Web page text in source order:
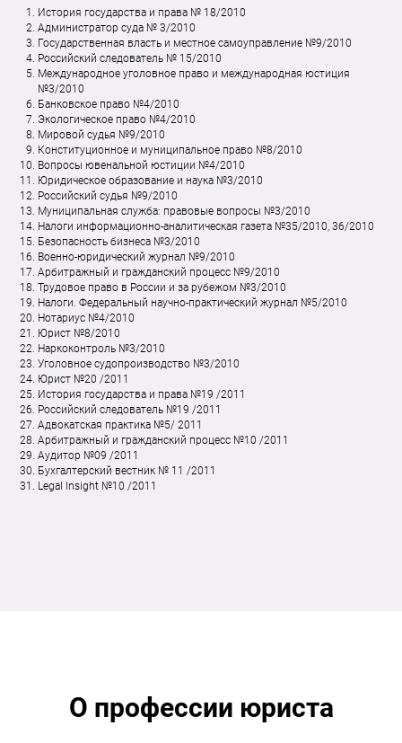
История государства и права № 18/2010
Администратор суда № 3/2010
Государственная власть и местное самоуправление №9/2010
Российский следователь № 15/2010
Международное уголовное право и международная юстиция
№3/2010
Банковское право №4/2010
Экологическое право №4/2010
Мировой судья №9/2010
Конституционное и муниципальное право №8/2010
Вопросы ювенальной юстиции №4/2010
Юридическое образование и наука №3/2010
Российский судья №9/2010
Муниципальная служба: правовые вопросы №3/2010
Налоги информационно-аналитическая газета №35/2010, 36/2010
Безопасность бизнеса №3/2010
Военно-юридический журнал №9/2010
Арбитражный и гражданский процесс №9/2010
Трудовое право в России и за рубежом №3/2010
Налоги. Федеральный научно-практический журнал №5/2010
Нотариус №4/2010
Юрист №8/2010
Наркоконтроль №3/2010
Уголовное судопроизводство №3/2010
Юрист №20 /2011
История государства и права №19 /2011
Российский следователь №19 /2011
Адвокатская практика №5/ 2011
Арбитражный и гражданский процесс №10 /2011
Аудитор №09 /2011
Бухгалтерский вестник № 11 /2011
Legal Insight №10 /2011
О профессии юриста